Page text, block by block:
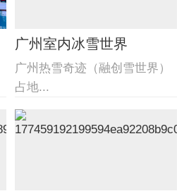
广州室内冰雪世界
广州热雪奇迹（融创雪世界）
占地...